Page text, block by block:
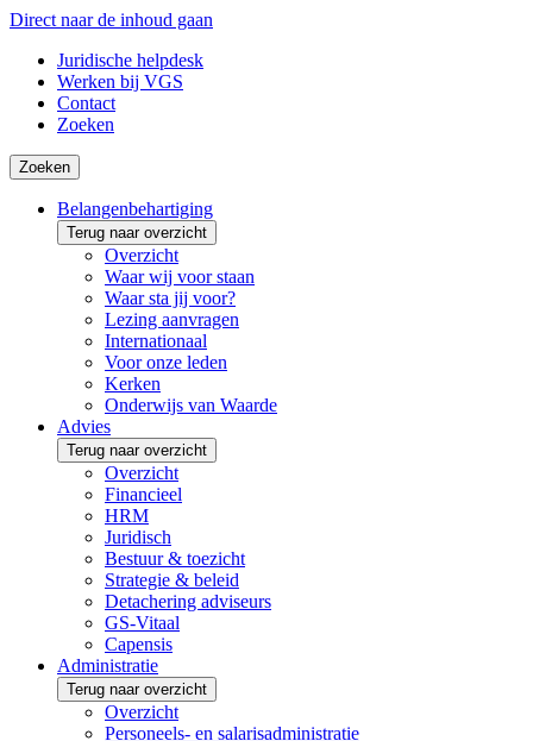
Direct naar de inhoud gaan
Juridische helpdesk
Werken bij VGS
Contact
Zoeken
Zoeken
Belangenbehartiging
Terug naar overzicht
Overzicht
Waar wij voor staan
Waar sta jij voor?
Lezing aanvragen
Internationaal
Voor onze leden
Kerken
Onderwijs van Waarde
Advies
Terug naar overzicht
Overzicht
Financieel
HRM
Juridisch
Bestuur & toezicht
Strategie & beleid
Detachering adviseurs
GS-Vitaal
Capensis
Administratie
Terug naar overzicht
Overzicht
Personeels- en salarisadministratie